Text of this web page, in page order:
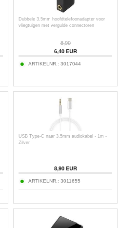
Dubbele 3.5mm hoofdtelefoonadapter voor
vliegtuigen met vergulde connectoren
8,90
6,40EUR
ARTIKELNR.: 3017044
USB Type-C naar 3.5mm audiokabel - 1m -
Zilver
8,90EUR
ARTIKELNR.: 3011655